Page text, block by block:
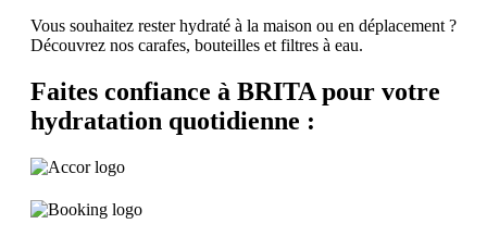
Vous souhaitez rester hydraté à la maison ou en déplacement ?
Découvrez nos carafes, bouteilles et filtres à eau.
Faites confiance à BRITA pour votre
hydratation quotidienne :